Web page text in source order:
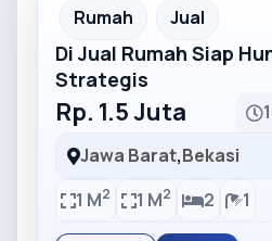
Partner Ad
Rumah Jual
Di Jual Rumah Siap
Strategis
Rp. 1.5 Juta
Jawa Barat,Bekasi
1 M2 1 M2 2 1